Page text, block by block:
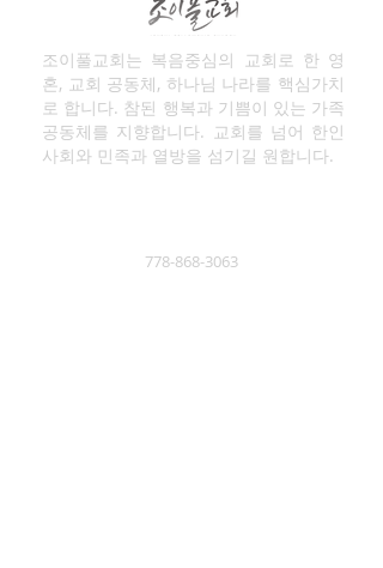
조이풀교회는 복음중심의 교회로 한 영
혼, 교회 공동체, 하나님 나라를 핵심가치
로 합니다. 참된 행복과 기쁨이 있는 가족
공동체를 지향합니다. 교회를 넘어 한인
사회와 민족과 열방을 섬기길 원합니다.
778-868-3063